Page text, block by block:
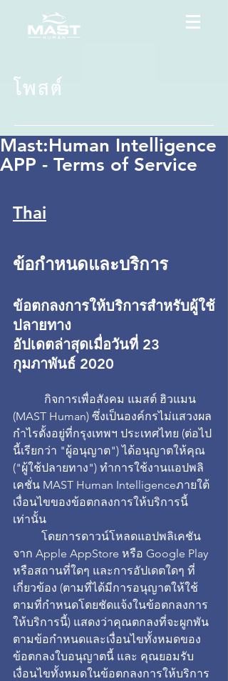
โพสต์
Mast:Human Intelligence
APP - Terms of Service
Thai
ข้อกำหนดและบริการ
ข้อตกลงการให้บริการสำหรับผู้ใช้
ปลายทาง
อัปเดตล่าสุดเมื่อวันที่ 23
กุมภาพันธ์ 2020
(MAST Human) ซึ่งเป็นองค์กรไม่แสวงผล
กำไรตั้งอยู่ที่กรุงเทพฯ ประเทศไทย (ต่อไป
นี้เรียกว่า "ผู้อนุญาต") ได้อนุญาตให้คุณ
("ผู้ใช้ปลายทาง") ทำการใช้งานแอปพลิ
เคชั่น MAST Human Intelligenceภายใต้
เงื่อนไขของข้อตกลงการให้บริการนี้
เท่านั้น
จาก Apple AppStore หรือ Google Play
หรือสถานที่ใดๆ และการอัปเดตใดๆ ที่
เกี่ยวข้อง (ตามที่ได้มีการอนุญาตให้ใช้
ตามที่กำหนดโดยชัดแจ้งในข้อตกลงการ
ให้บริการนี้) แสดงว่าคุณตกลงที่จะผูกพัน
ตามข้อกำหนดและเงื่อนไขทั้งหมดของ
ข้อตกลงใบอนุญาตนี้ และ คุณยอมรับ
เงื่อนไขทั้งหมดในข้อตกลงการให้บริการ